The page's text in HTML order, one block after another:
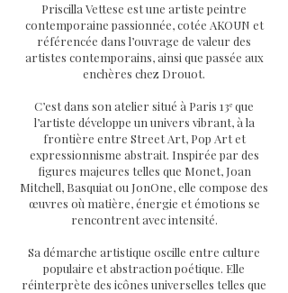
Priscilla Vettese est une artiste peintre
contemporaine passionnée, cotée AKOUN et
référencée dans l’ouvrage de valeur des
artistes contemporains, ainsi que passée aux
enchères chez Drouot.
C’est dans son atelier situé à Paris 13ᵉ que
l’artiste développe un univers vibrant, à la
frontière entre Street Art, Pop Art et
expressionnisme abstrait. Inspirée par des
figures majeures telles que Monet, Joan
Mitchell, Basquiat ou JonOne, elle compose des
œuvres où matière, énergie et émotions se
rencontrent avec intensité.
Sa démarche artistique oscille entre culture
populaire et abstraction poétique. Elle
réinterprète des icônes universelles telles que